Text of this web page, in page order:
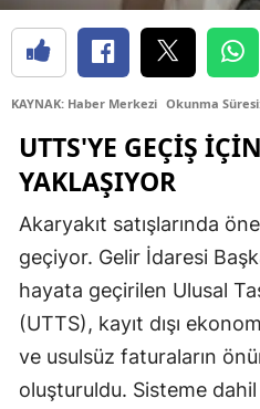
KAYNAK: Haber Merkezi Okunma
UTTS'YE GEÇIŞ
YAKLAŞIYOR
Akaryakıt satışlarında
geçiyor. Gelir İdaresi
hayata geçirilen Ulusal
(UTTS), kayıt dışı
ve usulsüz faturaların
oluşturuldu. Sisteme dahil